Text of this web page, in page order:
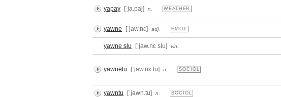
yapay [ˈja.paj] n. WEATHER
yawne
[ˈjaw.nɛ] adj. EMOT
yawne slu
[ˈjaw.nɛ slu] vin.
yawnetu [ˈjaw.nɛ.tu] n. SOCIOL
yawntu
[ˈjawn.tu] n. SOCIOL